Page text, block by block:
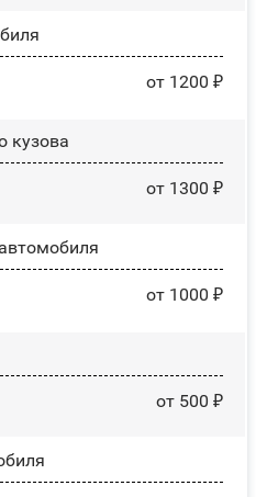
от 1200 ₽
кузова
от 1300 ₽
от 1000 ₽
от 500 ₽